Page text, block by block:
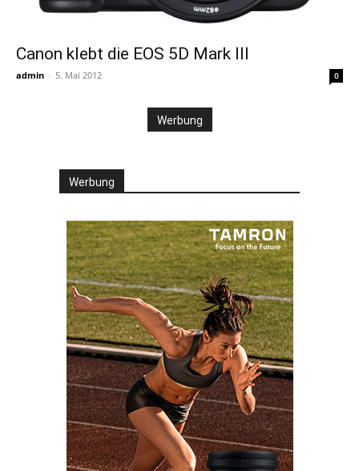
Canon klebt die EOS 5D Mark III
admin - 5. Mai 2012 0
Werbung
Werbung